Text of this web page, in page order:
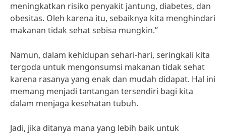
meningkatkan risiko penyakit jantung, diabetes, dan
obesitas. Oleh karena itu, sebaiknya kita menghindari
makanan tidak sehat sebisa mungkin.”
Namun, dalam kehidupan sehari-hari, seringkali kita
tergoda untuk mengonsumsi makanan tidak sehat
karena rasanya yang enak dan mudah didapat. Hal ini
memang menjadi tantangan tersendiri bagi kita
dalam menjaga kesehatan tubuh.
Jadi, jika ditanya mana yang lebih baik untuk